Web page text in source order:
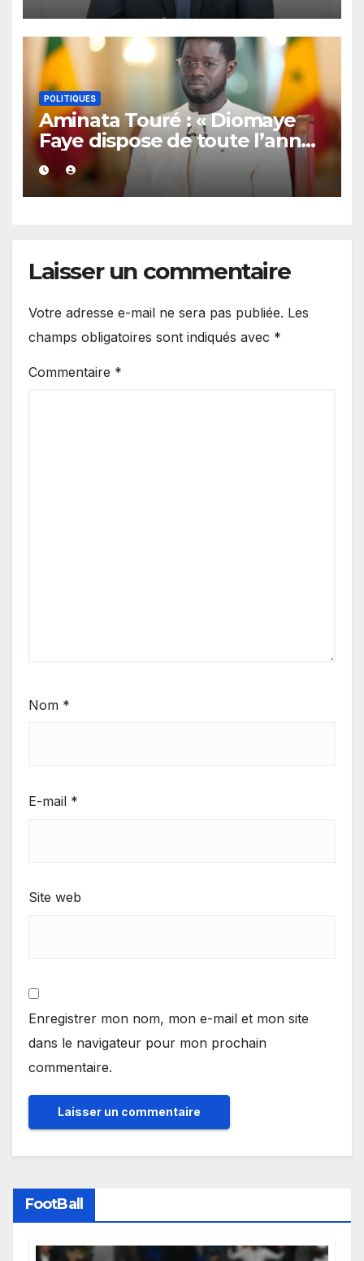
POLITIQUES
Aminata Touré : « Diomaye
Faye dispose de toute l’année
2027 pour organiser les
élections locales dans la
légalité »
Laisser un commentaire
Votre adresse e-mail ne sera pas publiée. Les
champs obligatoires sont indiqués avec *
Commentaire *
Nom *
E-mail *
Site web
Enregistrer mon nom, mon e-mail et mon site
dans le navigateur pour mon prochain
commentaire.
FootBall